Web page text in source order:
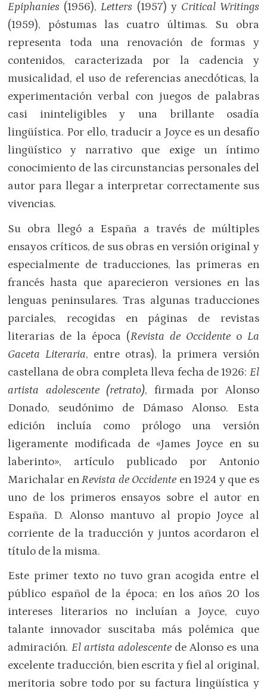
Epiphanies (1956),Letters (1957) y Critical Writings
(1959), póstumas las cuatro últimas. Su obra
representa toda una renovación de formas y
contenidos, caracterizada por la cadencia y
musicalidad, el uso de referencias anecdóticas, la
experimentación verbal con juegos de palabras
casi ininteligibles y una brillante osadía
lingüística. Por ello, traducir a Joyce es un desafío
lingüístico y narrativo que exige un íntimo
conocimiento de las circunstancias personales del
autor para llegar a interpretar correctamente sus
vivencias.
Su obra llegó a España a través de múltiples
ensayos críticos, de sus obras en versión original y
especialmente de traducciones, las primeras en
francés hasta que aparecieron versiones en las
lenguas peninsulares. Tras algunas traducciones
parciales, recogidas en páginas de revistas
literarias de la época (Revista de Occidenteo La
Gaceta Literaria, entre otras), la primera versión
castellana de obra completa lleva fecha de 1926: El
artista adolescente (retrato), firmada por Alonso
Donado, seudónimo de Dámaso Alonso. Esta
edición incluía como prólogo una versión
ligeramente modificada de «James Joyce en su
laberinto», artículo publicado por Antonio
Marichalar enRevista de Occidente en 1924 y que es
uno de los primeros ensayos sobre el autor en
España. D. Alonso mantuvo al propio Joyce al
corriente de la traducción y juntos acordaron el
título de la misma.
Este primer texto no tuvo gran acogida entre el
público español de la época; en los años 20 los
intereses literarios no incluían a Joyce, cuyo
talante innovador suscitaba más polémica que
admiración. El artista adolescentede Alonso es una
excelente traducción, bien escrita y fiel al original,
meritoria sobre todo por su factura lingüística y